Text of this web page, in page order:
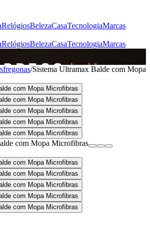
RelógiosBelezaCasaTecnologiaMarcas
RelógiosBelezaCasaTecnologiaMarcas
/Sistema Ultramax Balde com Mopa